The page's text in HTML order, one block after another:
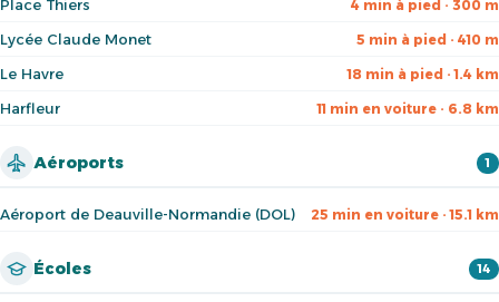
Place Thiers 4 min à pied · 300 m
Lycée Claude Monet 5 min à pied · 410 m
Le Havre 18 min à pied · 1.4 km
Harfleur 11 min en voiture · 6.8 km
Aéroports 1
Aéroport de Deauville-Normandie (DOL) 25 min en voiture · 15.1 km
Écoles 14